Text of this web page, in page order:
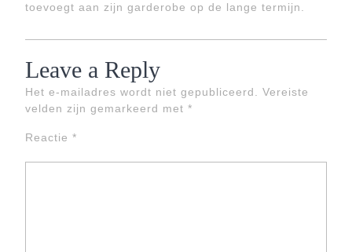
toevoegt aan zijn garderobe op de lange termijn.
Leave a Reply
Het e-mailadres wordt niet gepubliceerd.
Vereiste
velden zijn gemarkeerd met *
Reactie *